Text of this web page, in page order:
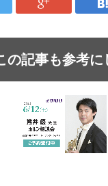
の記事も参考に